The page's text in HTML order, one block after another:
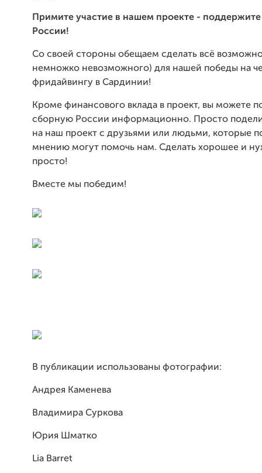
Примите участие в нашем проекте -
России!
Со своей стороны обещаем сделать всё
немножко невозможного) для нашей победы на
фридайвингу в Сардинии!
Кроме финансового вклада в проект, вы можете
сборную России информационно. Просто
на наш проект с друзьями или людьми, которые
мнению могут помочь нам. Сделать хорошее и
просто!
Вместе мы победим!
В публикации использованы фотографии:
Андрея Каменева
Владимира Суркова
Юрия Шматко
Lia Barret